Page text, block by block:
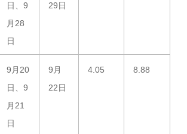
日、9
月28
日
29日
9月20
日、9
月21
日
9月
22日
4.05 8.88